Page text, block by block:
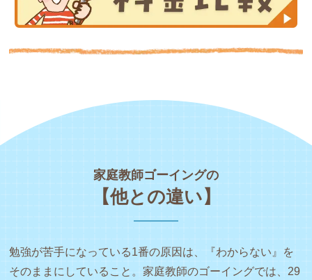
家庭教師ゴーイングの
【他との違い】
勉強が苦手になっている1番の原因は、『わからない』を
そのままにしていること。家庭教師のゴーイングでは、29